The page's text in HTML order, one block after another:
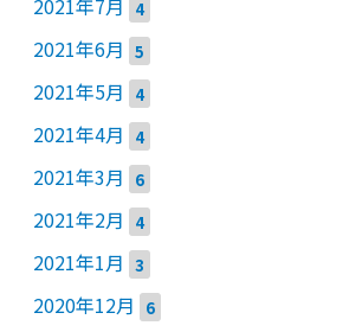
2021年7月 4
2021年6月 5
2021年5月 4
2021年4月 4
2021年3月 6
2021年2月 4
2021年1月 3
2020年12月 6